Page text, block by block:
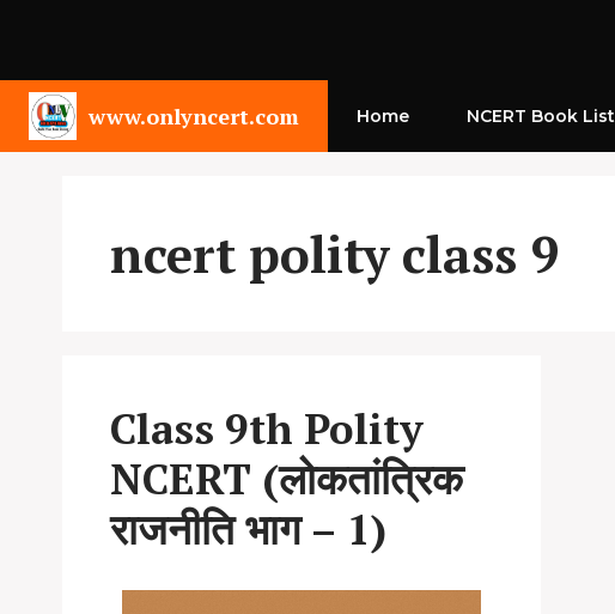
www.onlyncert.com Home NCERT Book List
ncert polity class 9
Class 9th Polity
NCERT (लोकतांत्रिक
राजनीति भाग – 1)